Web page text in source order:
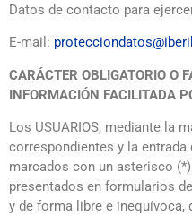
Datos de contacto para
E-mail:
CARÁCTER OBLIGATORIO O
INFORMACIÓN FACILITADA
Los USUARIOS, mediante la
correspondientes y la
marcados con un asterisco
presentados en formularios
y de forma libre e